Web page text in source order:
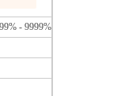
- 9999%